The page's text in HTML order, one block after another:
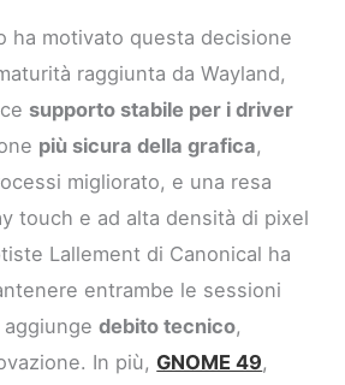
ha motivato questa decisione
raggiunta da Wayland,
supporto stabile per i driver
più sicura della grafica,
migliorato, e una resa
touch e ad alta densità di pixel
Lallement di Canonical ha
entrambe le sessioni
aggiungedebito tecnico,
In più,GNOME 49,